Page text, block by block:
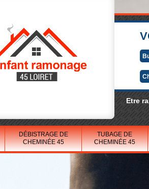
Etre
DÉBISTRAGE DE
CHEMINÉE 45
TUBAGE DE
CHEMINÉE 45